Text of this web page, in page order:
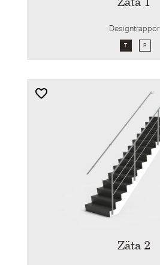
Zäta 1
Designtrappor
T R
Zäta 2